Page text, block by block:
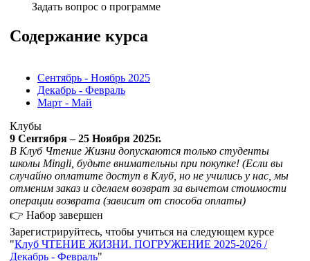
Задать вопрос о программе
Содержание курса
Сентябрь - Ноябрь 2025
Декабрь - Февраль
Март - Май
Клубы
9 Сентября – 25 Ноября 2025г.
В Клуб Чтение Жизни допускаются только студенты
школы Mingli, будьте внимательны при покупке! (Если вы
случайно оплатите доступ в Клуб, но не учились у нас, мы
отменим заказ и сделаем возврат за вычетом стоимости
операции возврата (зависит от способа оплаты)
👉 Набор завершен
Зарегистрируйтесь, чтобы учиться на следующем курсе
Клуб ЧТЕНИЕ ЖИЗНИ. ПОГРУЖЕНИЕ 2025-2026 /
Декабрь - Февраль